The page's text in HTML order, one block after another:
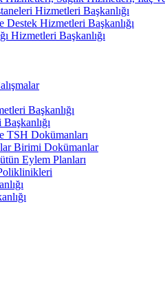
Hizmetleri Başkanlığı
Destek Hizmetleri Başkanlığı
Hizmetleri Başkanlığı
Başkanlığı
TSH Dokümanları
Birimi Dokümanlar
Eylem Planları